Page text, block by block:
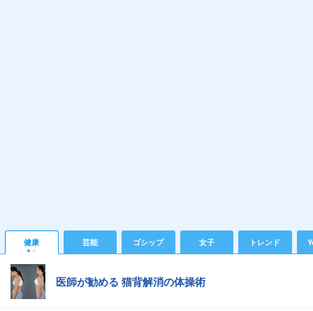
健康 芸能 ゴシップ 女子 トレンド
医師が勧める 猫背解消の体操術